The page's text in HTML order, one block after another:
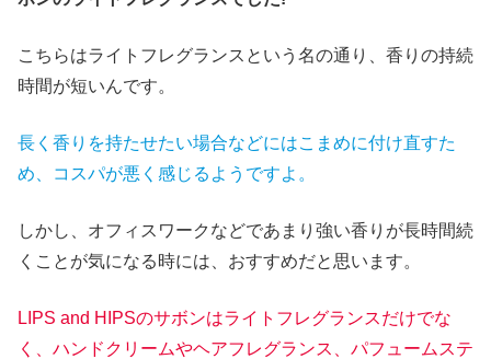
こちらはライトフレグランスという名の通り、香りの持続
時間が短いんです。
長く香りを持たせたい場合などにはこまめに付け直すた
め、コスパが悪く感じるようですよ。
しかし、オフィスワークなどであまり強い香りが長時間続
くことが気になる時には、おすすめだと思います。
LIPS and HIPSのサボンはライトフレグランスだけでな
く、ハンドクリームやヘアフレグランス、パフュームステ